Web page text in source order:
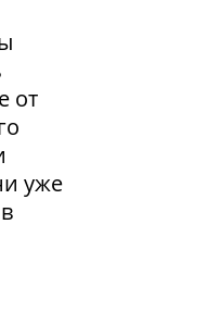
от
уже